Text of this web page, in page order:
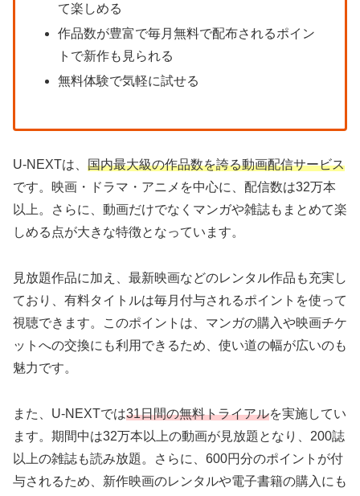
て楽しめる
作品数が豊富で毎月無料で配布されるポイン
トで新作も見られる
無料体験で気軽に試せる
U-NEXTは、 国内最大級の作品数を誇る動画配信サービス
です。映画・ドラマ・アニメを中心に、配信数は32万本
以上。さらに、動画だけでなくマンガや雑誌もまとめて楽
しめる点が大きな特徴となっています。
見放題作品に加え、最新映画などのレンタル作品も充実し
ており、有料タイトルは毎月付与されるポイントを使って
視聴できます。このポイントは、マンガの購入や映画チケ
ットへの交換にも利用できるため、使い道の幅が広いのも
魅力です。
また、U-NEXTでは31日間の無料トライアルを実施してい
ます。期間中は32万本以上の動画が見放題となり、200誌
以上の雑誌も読み放題。さらに、600円分のポイントが付
与されるため、新作映画のレンタルや電子書籍の購入にも